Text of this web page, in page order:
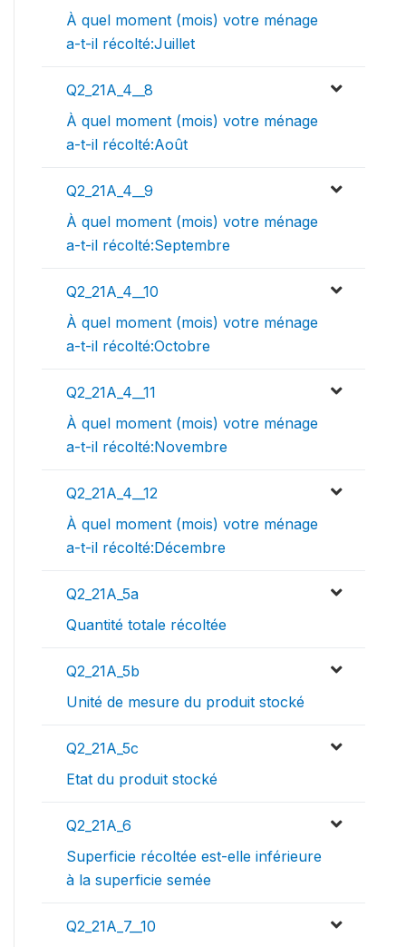
À quel moment (mois) votre ménage
a-t-il récolté:Juillet
Q2_21A_4__8
À quel moment (mois) votre ménage
a-t-il récolté:Août
Q2_21A_4__9
À quel moment (mois) votre ménage
a-t-il récolté:Septembre
Q2_21A_4__10
À quel moment (mois) votre ménage
a-t-il récolté:Octobre
Q2_21A_4__11
À quel moment (mois) votre ménage
a-t-il récolté:Novembre
Q2_21A_4__12
À quel moment (mois) votre ménage
a-t-il récolté:Décembre
Q2_21A_5a
Quantité totale récoltée
Q2_21A_5b
Unité de mesure du produit stocké
Q2_21A_5c
Etat du produit stocké
Q2_21A_6
Superficie récoltée est-elle inférieure
à la superficie semée
Q2_21A_7__10